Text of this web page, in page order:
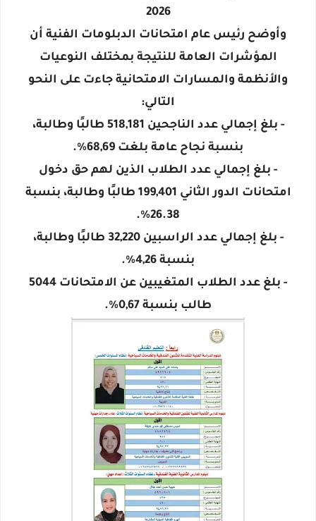
2026
وأوضح رئيس عام امتحانات الدبلومات الفنية أن
المؤشرات العامة للنتيجة بمختلف النوعيات
والأنظمة والمسارات الامتحانية جاءت على النحو
التالي:
- بلغ إجمالي عدد الناجحين 518,181 طالبًا وطالبة،
بنسبة نجاح عامة بلغت 68,69%.
- بلغ إجمالي عدد الطلاب الذين لهم حق دخول
امتحانات الدور الثاني 199,401 طالبًا وطالبة، بنسبة
26.38%.
- بلغ إجمالي عدد الراسبين 32,220 طالبًا وطالبة،
بنسبة 4,26%.
- بلغ عدد الطلاب المتغيبين عن الامتحانات 5044
طالب بنسبة 0,67٪.